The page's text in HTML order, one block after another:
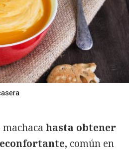
hasta obtener
común en